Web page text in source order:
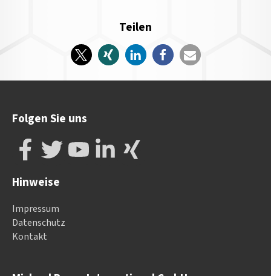
Teilen
Folgen Sie uns
Hinweise
Impressum
Datenschutz
Kontakt